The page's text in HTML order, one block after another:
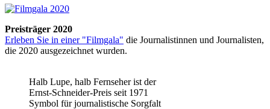
Preisträger 2020
Erleben Sie in einer "Filmgala" die Journalistinnen und Journalisten,
die 2020 ausgezeichnet wurden.
Halb Lupe, halb Fernseher ist der
Ernst-Schneider-Preis seit 1971
Symbol für journalistische Sorgfalt